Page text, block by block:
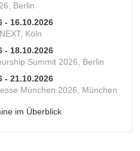
Berlin
- 16.10.2026
Köln
- 18.10.2026
Summit 2026, Berlin
- 21.10.2026
München 2026, München
im Überblick